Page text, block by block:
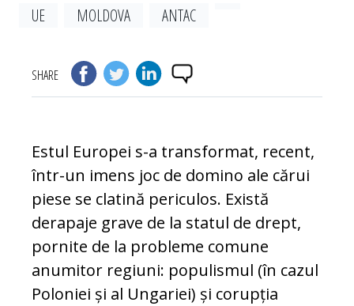
UE
MOLDOVA ANTAC
SHARE
Estul Europei s-a transformat, recent,
în­tr-un imens joc de domino ale cărui
piese se clatină periculos. Există
derapaje grave de la statul de drept,
pornite de la pro­ble­me comune
anumitor re­giuni: populismul (în cazul
Poloniei și al Ungariei) și corupția